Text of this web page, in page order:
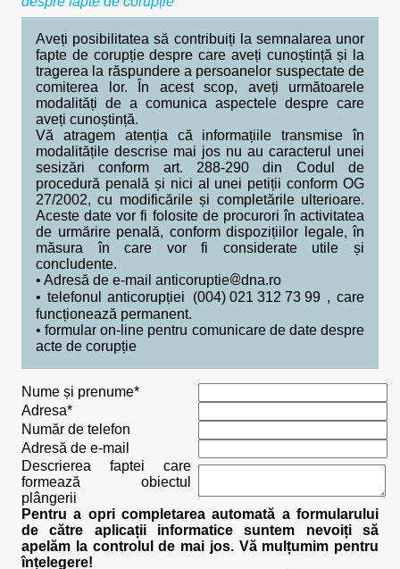
Aveți posibilitatea să contribuiți la semnalarea unor
fapte de corupție despre care aveți cunoștință și la
tragerea la răspundere a persoanelor suspectate de
comiterea lor. În acest scop, aveți următoarele
modalități de a comunica aspectele despre care
aveți cunoștință.
Vă atragem atenția că informațiile transmise în
modalitățile descrise mai jos nu au caracterul unei
sesizări conform art. 288-290 din Codul de
procedură penală și nici al unei petiții conform OG
27/2002, cu modificările și completările ulterioare.
Aceste date vor fi folosite de procurori în activitatea
de urmărire penală, conform dispozițiilor legale, în
măsura în care vor fi considerate utile și
concludente.
• Adresă de e-mail anticoruptie
dna.ro
• telefonul anticorupției
, care
funcționează permanent.
• formular on-line pentru comunicare de date despre
acte de corupție
Nume și prenume*
Adresa*
Număr de telefon
Adresă de e-mail
Descrierea faptei care
formează obiectul
plângerii
Pentru a opri completarea automată a formularului
de către aplicații informatice suntem nevoiți să
apelăm la controlul de mai jos. Vă mulțumim pentru
înțelegere!